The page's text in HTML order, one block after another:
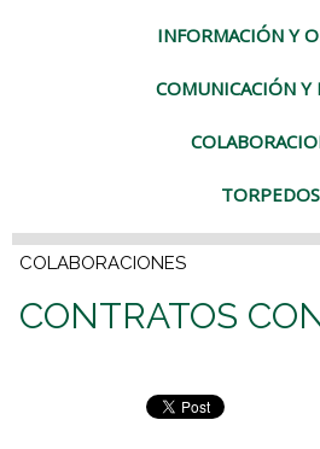
INFORMACIÓN Y
COMUNICACIÓN Y
TORPEDOS
COLABORACIONES
CONTRATOS